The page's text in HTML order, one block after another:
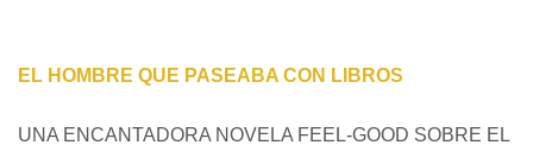
EL HOMBRE QUE PASEABA CON LIBROS
UNA ENCANTADORA NOVELA FEEL-GOOD SOBRE EL